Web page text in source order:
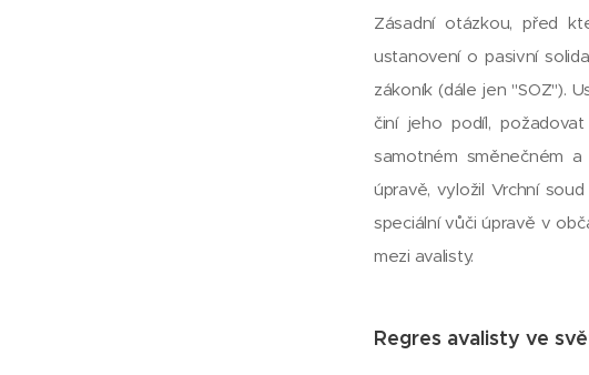
Zásadní otázkou, před
ustanovení o pasivní
zákoník (dále jen "SOZ").
činí jeho podíl,
samotném směnečném
úpravě, vyložil Vrchní
speciální vůči úpravě v
mezi avalisty.
Regres avalisty ve